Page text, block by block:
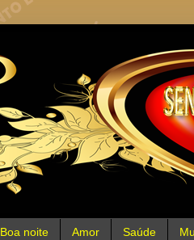
Boa noite Amor Saúde